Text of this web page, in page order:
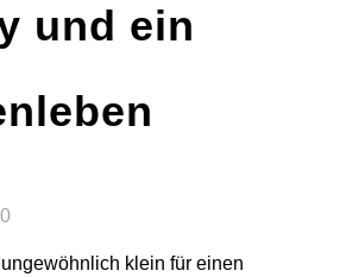
und ein
klein für einen